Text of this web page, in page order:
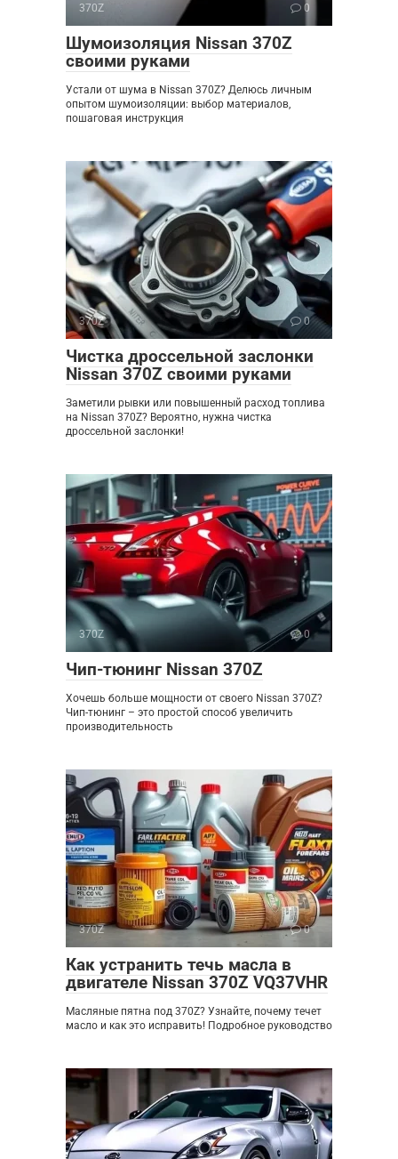
370Z 0
Шумоизоляция Nissan 370Z
своими руками
Устали от шума в Nissan 370Z? Делюсь личным
опытом шумоизоляции: выбор материалов,
пошаговая инструкция
370Z 0
Чистка дроссельной заслонки
Nissan 370Z своими руками
Заметили рывки или повышенный расход топлива
на Nissan 370Z? Вероятно, нужна чистка
дроссельной заслонки!
370Z 0
Чип-тюнинг Nissan 370Z
Хочешь больше мощности от своего Nissan 370Z?
Чип-тюнинг – это простой способ увеличить
производительность
370Z 0
Как устранить течь масла в
двигателе Nissan 370Z VQ37VHR
Масляные пятна под 370Z? Узнайте, почему течет
масло и как это исправить! Подробное руководство